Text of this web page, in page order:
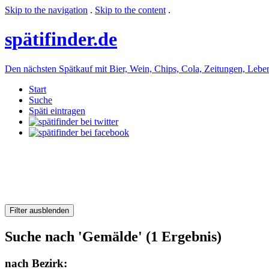
Skip to the navigation . Skip to the content .
spätifinder.de
Den nächsten Spätkauf mit Bier, Wein, Chips, Cola, Zeitungen,
Start
Suche
Späti eintragen
Filter ausblenden
Suche nach 'Gemälde' (1 Ergebnis)
nach Bezirk: